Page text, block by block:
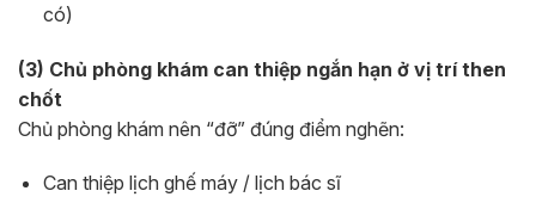
có)
(3) Chủ phòng khám can thiệp ngắn hạn ở vị trí then
chốt
Chủ phòng khám nên “đỡ” đúng điểm nghẽn:
Can thiệp lịch ghế máy / lịch bác sĩ